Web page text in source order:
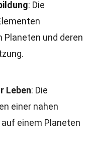
: Die
Planeten und deren
Leben: Die
einer nahen
einem Planeten